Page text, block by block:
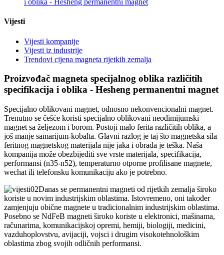
i oblika - Hesheng permanentni magnet
Vijesti
Vijesti kompanije
Vijesti iz industrije
Trendovi cijena magneta rijetkih zemalja
Proizvođač magneta specijalnog oblika različitih
specifikacija i oblika - Hesheng permanentni magnet
Specijalno oblikovani magnet, odnosno nekonvencionalni magnet.
Trenutno se češće koristi specijalno oblikovani neodimijumski
magnet sa željezom i borom. Postoji malo ferita različitih oblika, a
još manje samarijum-kobalta. Glavni razlog je taj što magnetska sila
feritnog magnetskog materijala nije jaka i obrada je teška. Naša
kompanija može obezbijediti sve vrste materijala, specifikacija,
performansi (n35-n52), temperaturno otporne profilisane magnete,
wechat ili telefonsku komunikaciju ako je potrebno.
Danas se permanentni magneti od rijetkih zemalja široko
koriste u novim industrijskim oblastima. Istovremeno, oni također
zamjenjuju obične magnete u tradicionalnim industrijskim oblastima.
Posebno se NdFeB magneti široko koriste u elektronici, mašinama,
računarima, komunikacijskoj opremi, hemiji, biologiji, medicini,
vazduhoplovstvu, avijaciji, vojsci i drugim visokotehnološkim
oblastima zbog svojih odličnih performansi.